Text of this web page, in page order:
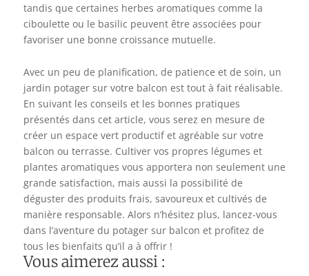
tandis que certaines herbes aromatiques comme la
ciboulette ou le basilic peuvent être associées pour
favoriser une bonne croissance mutuelle.
Avec un peu de planification, de patience et de soin, un
jardin potager sur votre balcon est tout à fait réalisable.
En suivant les conseils et les bonnes pratiques
présentés dans cet article, vous serez en mesure de
créer un espace vert productif et agréable sur votre
balcon ou terrasse. Cultiver vos propres légumes et
plantes aromatiques vous apportera non seulement une
grande satisfaction, mais aussi la possibilité de
déguster des produits frais, savoureux et cultivés de
manière responsable. Alors n’hésitez plus, lancez-vous
dans l’aventure du potager sur balcon et profitez de
tous les bienfaits qu’il a à offrir !
Vous aimerez aussi :